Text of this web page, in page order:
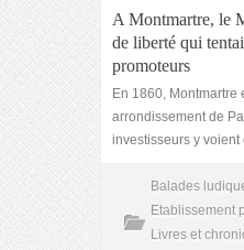
A Montmartre, le
de liberté qui
promoteurs
En 1860, Montmartre
arrondissement de
investisseurs y
Balades
Etablissement
Livres et